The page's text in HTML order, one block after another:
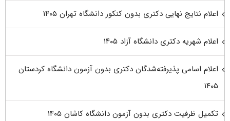
اعلام نتایج نهایی دکتری بدون کنکور دانشگاه تهران ۱۴۰۵
اعلام شهریه دکتری دانشگاه آزاد ۱۴۰۵
اعلام اسامی پذیرفته‌شدگان دکتری بدون آزمون دانشگاه کردستان
۱۴۰۵
تکمیل ظرفیت دکتری بدون آزمون دانشگاه کاشان ۱۴۰۵